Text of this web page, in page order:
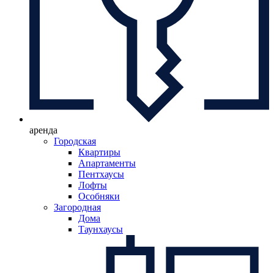
аренда
Городская
Квартиры
Апартаменты
Пентхаусы
Лофты
Особняки
Загородная
Дома
Таунхаусы